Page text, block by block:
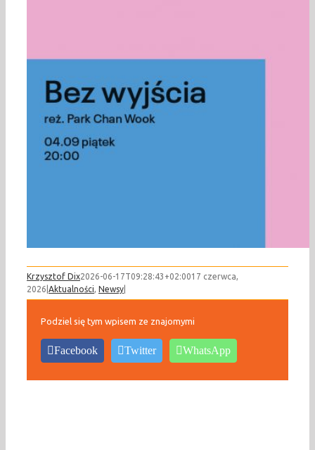
Krzysztof Dix2026-06-17T09:28:43+02:0017 czerwca,
2026 Aktualności, Newsy
Podziel się tym wpisem ze znajomymi
Facebook Twitter WhatsApp